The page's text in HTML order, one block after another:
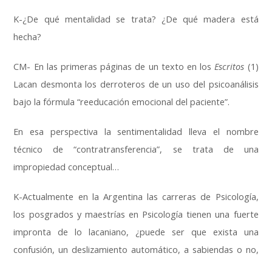
K-¿De qué mentalidad se trata? ¿De qué madera está
hecha?
CM- En las primeras páginas de un texto en losEscritos (1)
Lacan desmonta los derroteros de un uso del psicoanálisis
bajo la fórmula “reeducación emocional del paciente”.
En esa perspectiva la sentimentalidad lleva el nombre
técnico de “contratransferencia”, se trata de una
impropiedad conceptual…
K-Actualmente en la Argentina las carreras de Psicología,
los posgrados y maestrías en Psicología tienen una fuerte
impronta de lo lacaniano, ¿puede ser que exista una
confusión, un deslizamiento automático, a sabiendas o no,